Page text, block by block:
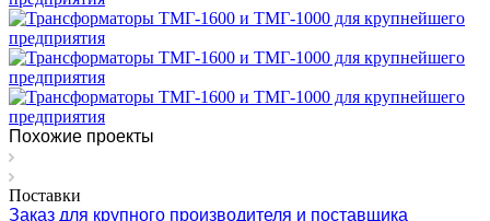
Похожие проекты
Поставки
Заказ для крупного производителя и поставщика